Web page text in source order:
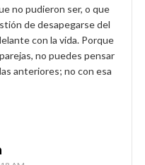
no pudieron ser, o que
de desapegarse del
con la vida. Porque
no puedes pensar
anteriores; no con esa